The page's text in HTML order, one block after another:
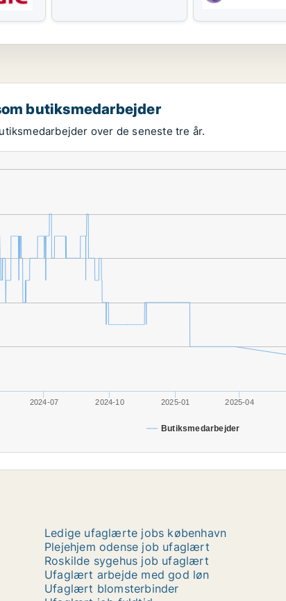
butiksmedarbejder
over de seneste tre år.
Butiksmedarbejder
2024-07 2024-10 2025-01 2025-04
Ledige ufaglærte jobs københavn
Plejehjem odense job ufaglært
Roskilde sygehus job ufaglært
Ufaglært arbejde med god løn
Ufaglært blomsterbinder